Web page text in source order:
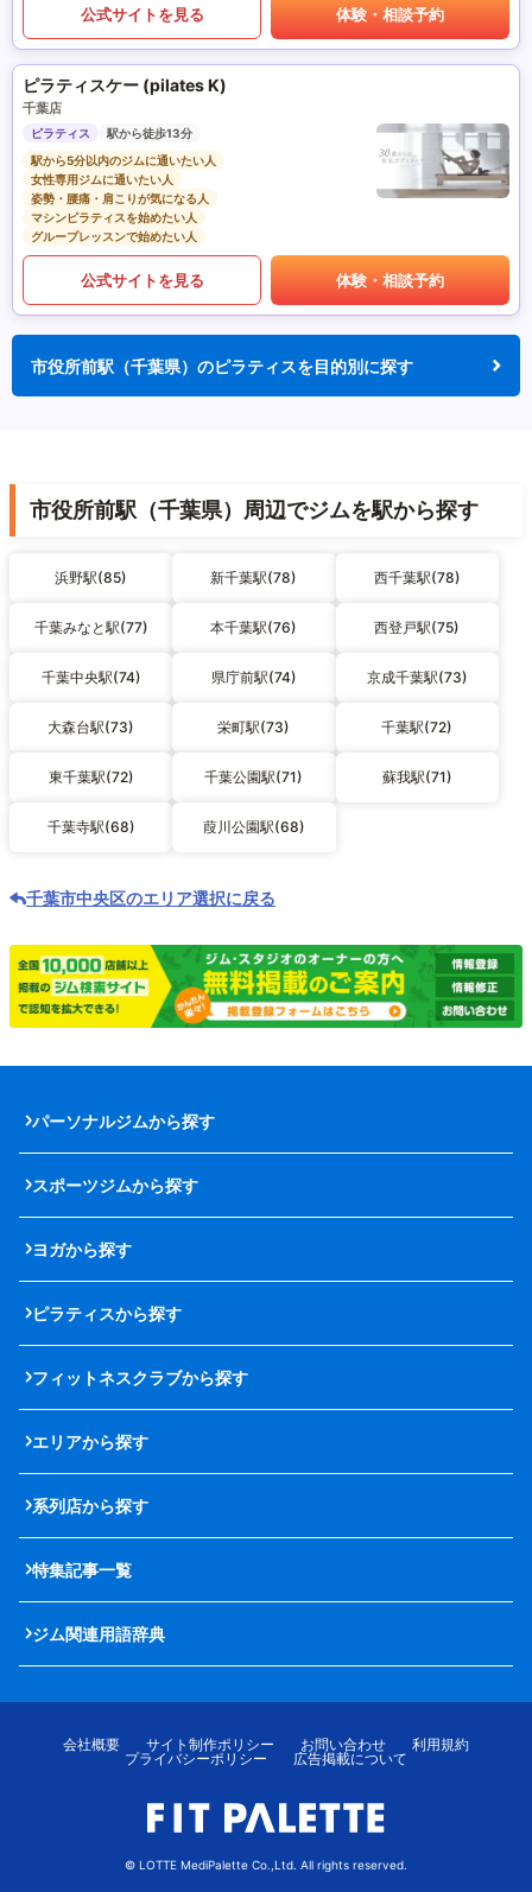
公式サイトを見る 体験・相談予約
ピラティスケー (pilates K)
千葉店
ピラティス
駅から徒歩13分
駅から5分以内のジムに通いたい人
女性専用ジムに通いたい人
姿勢・腰痛・肩こりが気になる人
マシンピラティスを始めたい人
グループレッスンで始めたい人
公式サイトを見る 体験・相談予約
市役所前駅（千葉県）のピラティスを目的別に探す
市役所前駅（千葉県）周辺でジムを駅から探す
浜野駅(85) 新千葉駅(78) 西千葉駅(78)
千葉みなと駅(77) 本千葉駅(76) 西登戸駅(75)
千葉中央駅(74) 県庁前駅(74) 京成千葉駅(73)
大森台駅(73) 栄町駅(73) 千葉駅(72)
東千葉駅(72) 千葉公園駅(71) 蘇我駅(71)
千葉寺駅(68) 葭川公園駅(68)
千葉市中央区のエリア選択に戻る
パーソナルジムから探す
スポーツジムから探す
ヨガから探す
ピラティスから探す
フィットネスクラブから探す
エリアから探す
系列店から探す
特集記事一覧
ジム関連用語辞典
会社概要 サイト制作ポリシー お問い合わせ
利用規約
プライバシーポリシー
広告掲載について
© LOTTE MediPalette Co.,Ltd. All rights reserved.